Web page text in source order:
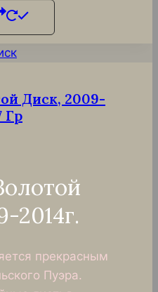
Диск, 2009-
Гр
2014г.
прекрасным
Пуэра.